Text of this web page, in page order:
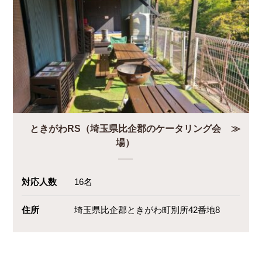
ときがわRS（埼玉県比企郡のケータリング会
場）
対応人数 16名
住所 埼玉県比企郡ときがわ町別所42番地8